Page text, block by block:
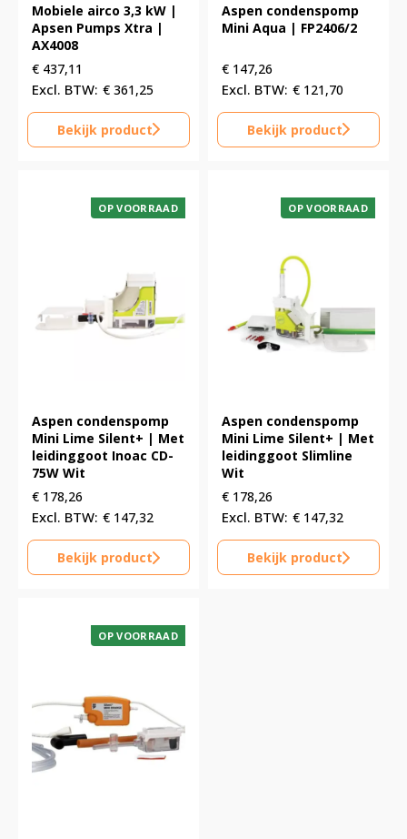
Mobiele airco 3,3 kW |
Apsen Pumps Xtra |
AX4008
€ 437,11
€ 361,25
Bekijk product
Aspen condenspomp
Mini Aqua | FP2406/2
€ 147,26
€ 121,70
Bekijk product
OP VOORRAAD
Aspen condenspomp
Mini Lime Silent+ | Met
leidinggoot Inoac CD-
75W Wit
€ 178,26
€ 147,32
Bekijk product
OP VOORRAAD
Aspen condenspomp
Mini Lime Silent+ | Met
leidinggoot Slimline
Wit
€ 178,26
€ 147,32
Bekijk product
OP VOORRAAD